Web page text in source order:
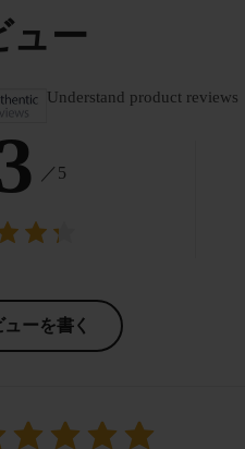
ュー
Understand product reviews
／5
ューを書く